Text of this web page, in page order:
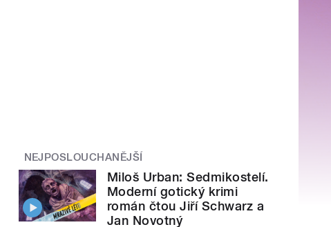
NEJPOSLOUCHANĚJŠÍ
Miloš Urban: Sedmikostelí.
Moderní gotický krimi
román čtou Jiří Schwarz a
Jan Novotný